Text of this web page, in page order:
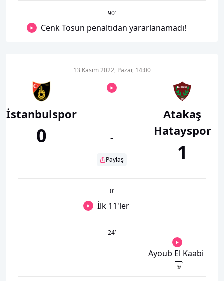
90’
Cenk Tosun penaltıdan yararlanamadı!
İstanbulspor
0
13 Kasım 2022, Pazar, 14:00
-
Paylaş
Atakaş
Hatayspor
1
0’
İlk 11'ler
24’
Ayoub El Kaabi